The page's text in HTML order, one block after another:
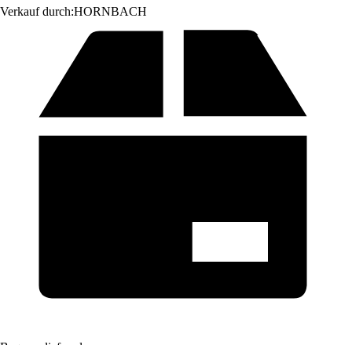
Verkauf durch:HORNBACH